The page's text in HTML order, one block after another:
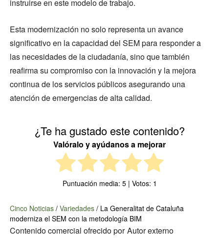
instruirse en este modelo de trabajo.
Esta modernización no solo representa un avance
significativo en la capacidad del SEM para responder a
las necesidades de la ciudadanía, sino que también
reafirma su compromiso con la innovación y la mejora
continua de los servicios públicos asegurando una
atención de emergencias de alta calidad.
¿Te ha gustado este contenido?
Valóralo y ayúdanos a mejorar
Puntuación media: 5| Votos: 1
Cinco Noticias / Variedades / La Generalitat de Cataluña
moderniza el SEM con la metodología BIM
Contenido comercial ofrecido por Autor externo